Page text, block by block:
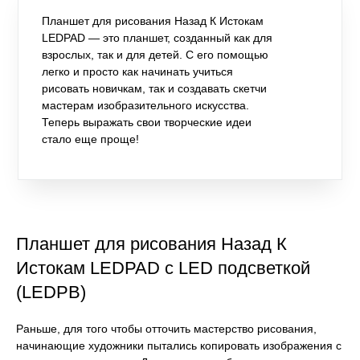
Планшет для рисования Назад К Истокам
LEDPAD — это планшет, созданный как для
взрослых, так и для детей. С его помощью
легко и просто как начинать учиться
рисовать новичкам, так и создавать скетчи
мастерам изобразительного искусства.
Теперь выражать свои творческие идеи
стало еще проще!
Планшет для рисования Назад К
Истокам LEDPAD с LED подсветкой
(LEDPB)
Раньше, для того чтобы отточить мастерство рисования,
начинающие художники пытались копировать изображения с